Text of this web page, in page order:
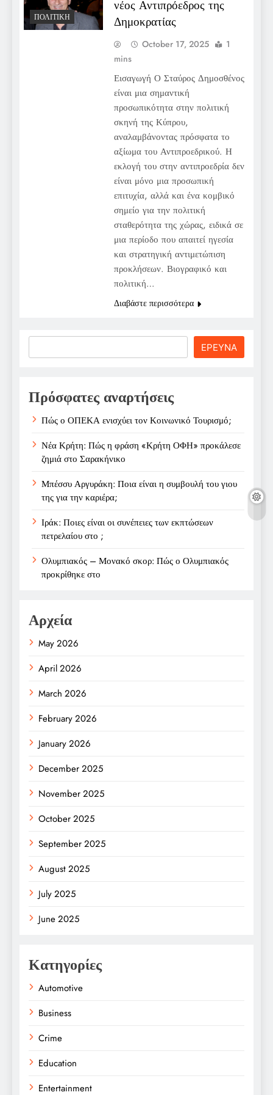
ΠΟΛΙΤΙΚΉ
νέος Αντιπρόεδρος της
Δημοκρατίας
October 17, 2025
1
mins
Εισαγωγή Ο Σταύρος Δημοσθένος
είναι μια σημαντική
προσωπικότητα στην πολιτική
σκηνή της Κύπρου,
αναλαμβάνοντας πρόσφατα το
αξίωμα του Αντιπροεδρικού. Η
εκλογή του στην αντιπροεδρία δεν
είναι μόνο μια προσωπική
επιτυχία, αλλά και ένα κομβικό
σημείο για την πολιτική
σταθερότητα της χώρας, ειδικά σε
μια περίοδο που απαιτεί ηγεσία
και στρατηγική αντιμετώπιση
προκλήσεων. Βιογραφικό και
πολιτική…
Διαβάστε περισσότερα
ΕΡΕΥΝΑ
Πρόσφατες αναρτήσεις
Πώς ο ΟΠΕΚΑ ενισχύει τον Κοινωνικό Τουρισμό;
Νέα Κρήτη: Πώς η φράση «Κρήτη ΟΦΗ» προκάλεσε
ζημιά στο Σαρακήνικο
Μπέσσυ Αργυράκη: Ποια είναι η συμβουλή του γιου
της για την καριέρα;
Ιράκ: Ποιες είναι οι συνέπειες των εκπτώσεων
πετρελαίου στο ;
Ολυμπιακός – Μονακό σκορ: Πώς ο Ολυμπιακός
προκρίθηκε στο
Αρχεία
May 2026
April 2026
March 2026
February 2026
January 2026
December 2025
November 2025
October 2025
September 2025
August 2025
July 2025
June 2025
Κατηγορίες
Automotive
Business
Crime
Education
Entertainment